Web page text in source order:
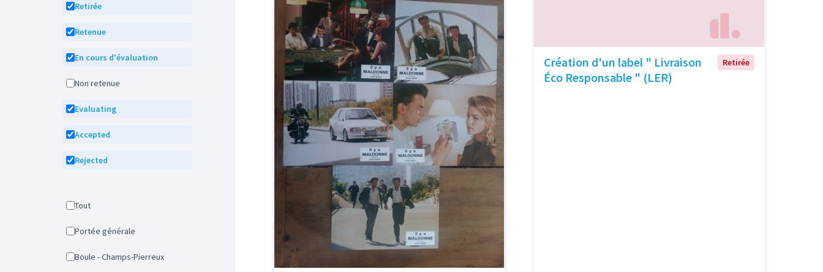
Retirée
Retenue
En cours d'évaluation
Non retenue
Evaluating
Accepted
Rejected
Tout
Portée générale
Boule - Champs-Pierreux
Création d'un label " Livraison
Éco Responsable " (LER)
Retirée